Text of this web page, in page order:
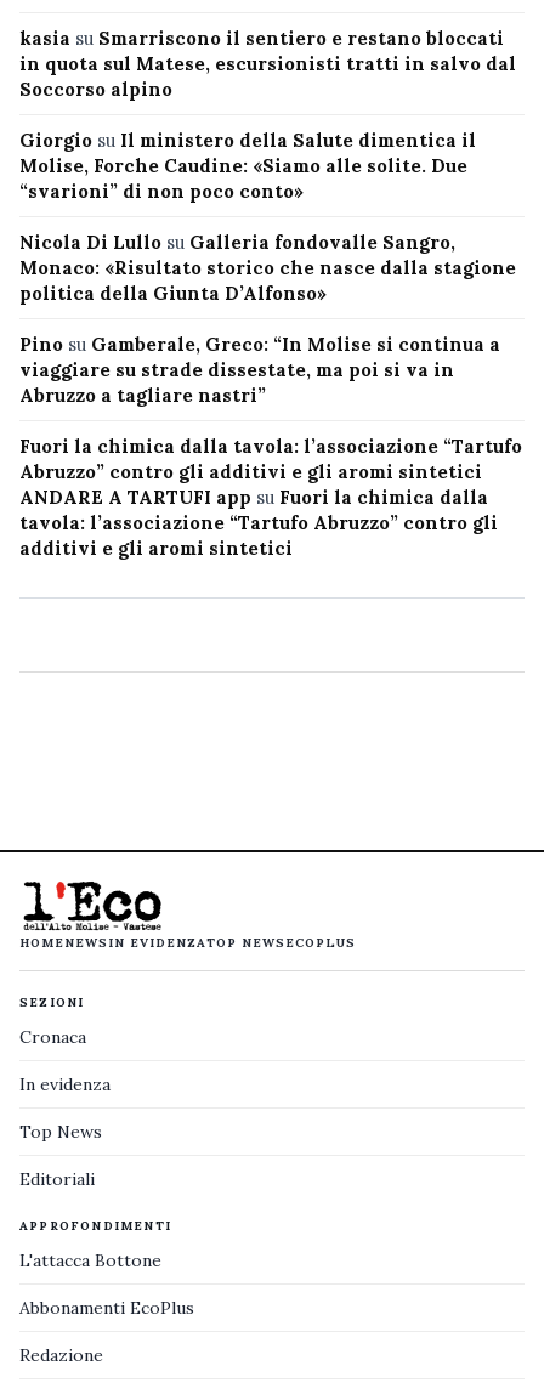
kasia su Smarriscono il sentiero e restano bloccati
in quota sul Matese, escursionisti tratti in salvo dal
Soccorso alpino
Giorgio su Il ministero della Salute dimentica il
Molise, Forche Caudine: «Siamo alle solite. Due
“svarioni” di non poco conto»
Nicola Di Lullo su Galleria fondovalle Sangro,
Monaco: «Risultato storico che nasce dalla stagione
politica della Giunta D’Alfonso»
Pino su Gamberale, Greco: “In Molise si continua a
viaggiare su strade dissestate, ma poi si va in
Abruzzo a tagliare nastri”
Fuori la chimica dalla tavola: l’associazione “Tartufo
Abruzzo” contro gli additivi e gli aromi sintetici
ANDARE A TARTUFI app su Fuori la chimica dalla
tavola: l’associazione “Tartufo Abruzzo” contro gli
additivi e gli aromi sintetici
HOMENEWS IN EVIDENZATOP NEWS ECOPLUS
SEZIONI
Cronaca
In evidenza
Top News
Editoriali
APPROFONDIMENTI
L'attacca Bottone
Abbonamenti EcoPlus
Redazione